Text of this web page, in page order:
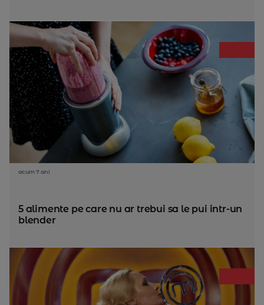
acum 7 ani
5 alimente pe care nu ar trebui sa le pui intr-un
blender